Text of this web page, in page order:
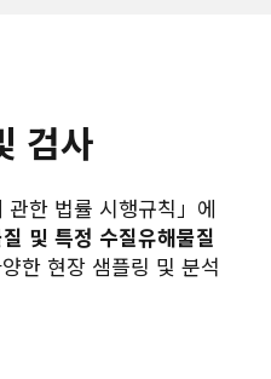
검사
관한 법률 시행규칙」에
및 특정 수질유해물질
한 현장 샘플링 및 분석